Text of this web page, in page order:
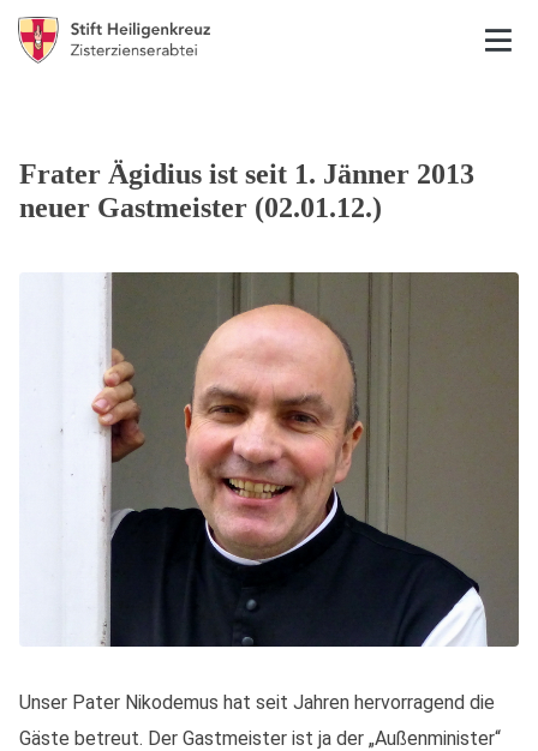
Frater Ägidius ist seit 1. Jänner 2013
neuer Gastmeister (02.01.12.)
Unser Pater Nikodemus hat seit Jahren hervorragend die
Gäste betreut. Der Gastmeister ist ja der „Außenminister“